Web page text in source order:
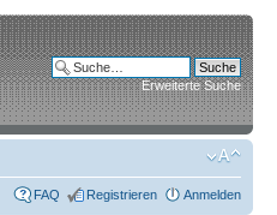
Erweiterte Suche
FAQ Registrieren Anmelden